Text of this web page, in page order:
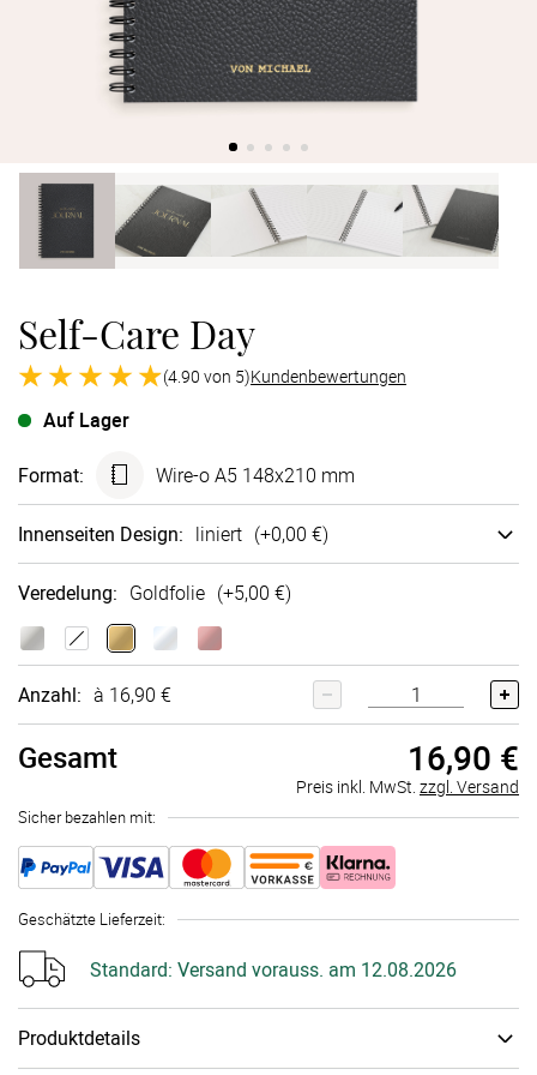
Self-Care Day
(4.90 von 5)Kundenbewertungen
Auf Lager
Format: Wire-o A5 148x210 mm
Innen­seiten Design: liniert (+0,00 €)
Veredelung: Goldfolie (+5,00 €)
Anzahl: à 16,90 €
Gesamt 16,90 €
Preis inkl. MwSt. zzgl. Versand
Sicher bezahlen mit:
Geschätzte Lieferzeit:
Standard: Versand vorauss. am 12.08.2026
Produktdetails